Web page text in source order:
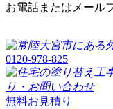
お電話またはメール
0120-978-825
無料お見積り